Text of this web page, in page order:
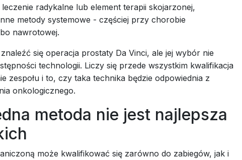
radykalne lub element terapii skojarzonej,
metody systemowe - częściej przy chorobie
nawrotowej.
się operacja prostaty Da Vinci, ale jej wybór nie
technologii. Liczy się przede wszystkim kwalifikacja
zespołu i to, czy taka technika będzie odpowiednia z
onkologicznego.
metoda nie jest najlepsza
może kwalifikować się zarówno do zabiegów, jak i